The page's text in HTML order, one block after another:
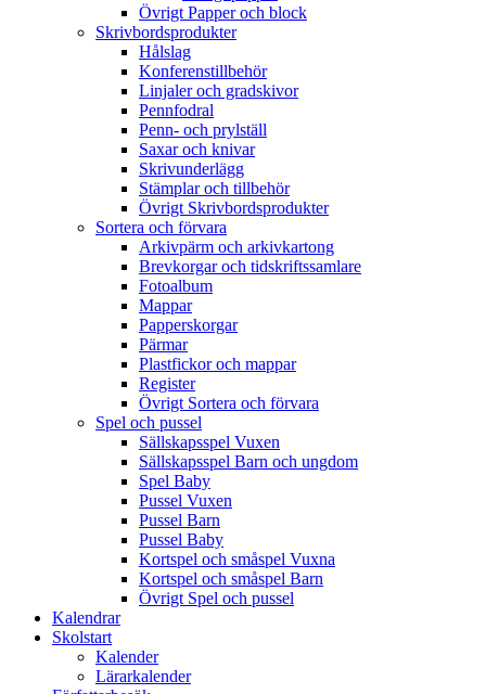
Övrigt Papper och block
Skrivbordsprodukter
Hålslag
Konferenstillbehör
Linjaler och gradskivor
Pennfodral
Penn- och prylställ
Saxar och knivar
Skrivunderlägg
Stämplar och tillbehör
Övrigt Skrivbordsprodukter
Sortera och förvara
Arkivpärm och arkivkartong
Brevkorgar och tidskriftssamlare
Fotoalbum
Mappar
Papperskorgar
Pärmar
Plastfickor och mappar
Register
Övrigt Sortera och förvara
Spel och pussel
Sällskapsspel Vuxen
Sällskapsspel Barn och ungdom
Spel Baby
Pussel Vuxen
Pussel Barn
Pussel Baby
Kortspel och småspel Vuxna
Kortspel och småspel Barn
Övrigt Spel och pussel
Kalendrar
Skolstart
Kalender
Lärarkalender